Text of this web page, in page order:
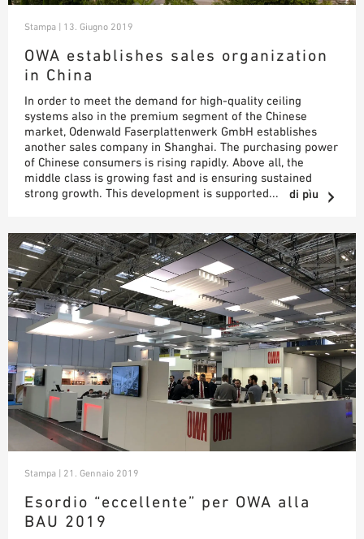
Stampa | 13. Giugno 2019
OWA establishes sales organization
in China
In order to meet the demand for high-quality ceiling
systems also in the premium segment of the Chinese
market, Odenwald Faserplattenwerk GmbH establishes
another sales company in Shanghai. The purchasing power
of Chinese consumers is rising rapidly. Above all, the
middle class is growing fast and is ensuring sustained
strong growth. This development is supported...
di pìu
Stampa | 21. Gennaio 2019
Esordio “eccellente” per OWA alla
BAU 2019